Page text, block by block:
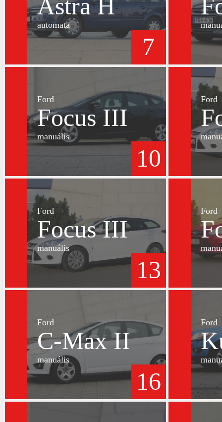
Astra H
automata
7
Ford
Focus III
manuális
10
Ford
Ford
Focus III
manuális
13
Ford
Ford
C-Max II
manuális
16
Ford